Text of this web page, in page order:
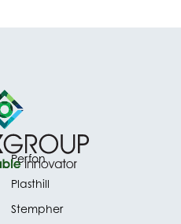
Perfon
Plasthill
Stempher